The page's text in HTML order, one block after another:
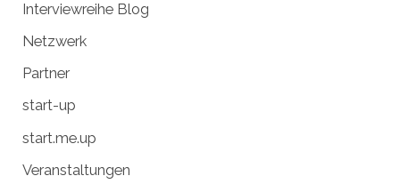
Interviewreihe Blog
Netzwerk
Partner
start-up
start.me.up
Veranstaltungen